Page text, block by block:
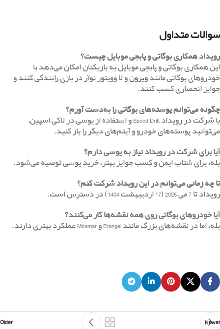
سوالات متداول
رویداد همکاری بوگاتی و پابجی موبایل چیست؟
این همکاری بوگاتی و پابجی موبایل به بازیکنان امکان می‌دهد با
خودروهای بوگاتی مانندویرونو لا وویتور نوآر در بازی رانندگی کنند و
جوایز انحصاری کسب کنند.
چگونه می‌توانم پوسته‌های بوگاتی را به‌دست آورم؟
با شرکت در رویداد Speed Drift و استفاده از یوسی در لاکی اسپین،
می‌توانید پوسته‌های خودرو و آیتم‌های دیگر را باز کنید.
آیا برای شرکت در رویداد نیاز به یوسی دارم؟
بله، برای شتاب ایمن و کسب جوایز بهتر، خرید یوسی توصیه می‌شود.
تا چه زمانی می‌توانم در این رویداد شرکت کنم؟
رویداد تا 7 می 2025 (17 اردیبهشت 1404) در دسترس است.
آیا خودروهای بوگاتی روی همه نقشه‌ها کار می‌کنند؟
بله، اما در نقشه‌های بزرگ مانند Erangel و Miramar عملکرد بهتری دارند.
Newer
Older